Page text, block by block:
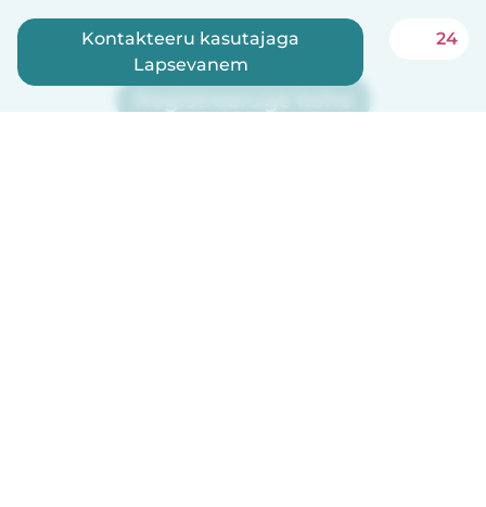
Kontakteeru kasutajaga
Lapsevanem
24